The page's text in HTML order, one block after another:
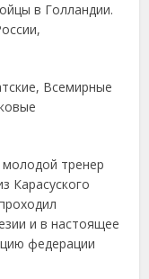
в Голландии.
Всемирные
молодой тренер
Карасуского
и в настоящее
федерации